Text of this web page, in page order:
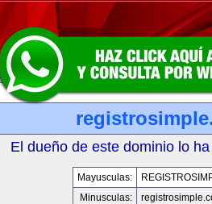
El dueño de este dominio lo
Mayusculas:
Minusculas: